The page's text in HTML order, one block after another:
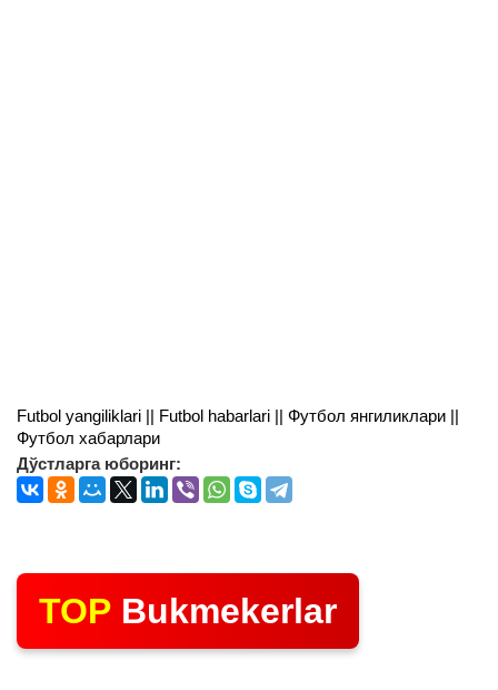
Futbol yangiliklari || Futbol habarlari || Футбол янгиликлари ||
Футбол хабарлари
Дўстларга юборинг:
TOP Bukmekerlar